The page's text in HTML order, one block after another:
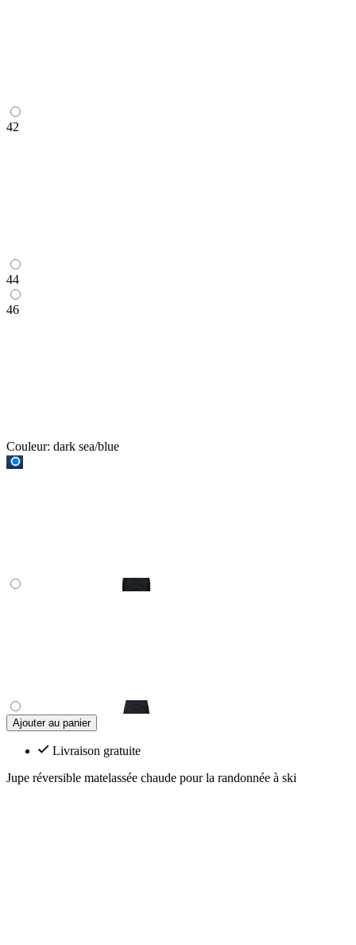
42
44
46
Couleur: dark sea/blue
Ajouter au panier
Livraison gratuite
Jupe réversible matelassée chaude pour la randonnée à ski